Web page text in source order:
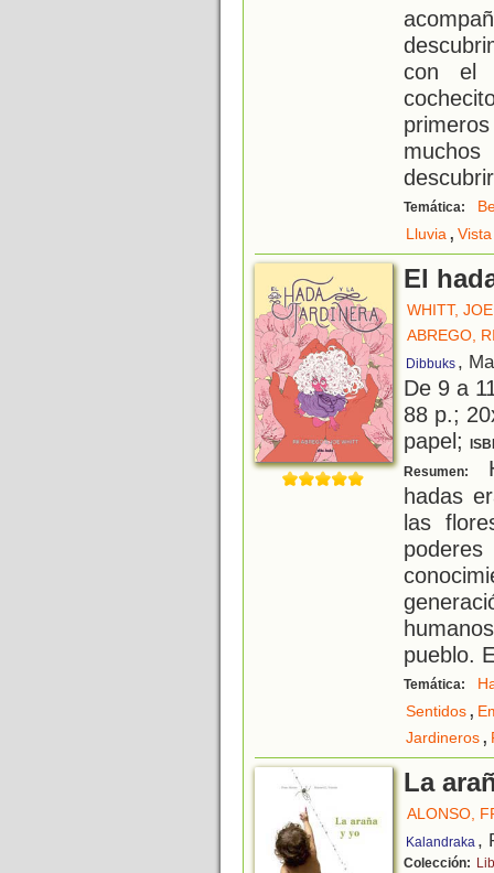
con el
Temática:
Lluvia, Vista
El
WHITT, JOE
ABREGO,
Dibbuks ,
De 9 a
88 p.;
papel;
Resumen:
hadas
las
pueblo.
Temática:
Sentidos,
Jardineros,
La
ALONSO,
Kalandraka ,
Colección: